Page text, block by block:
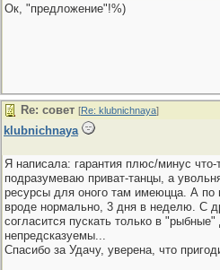
Ок, "предложение"!%)
Re: совет [Re: klubnichnaya]
klubnichnaya
Я написала: гарантия плюс/минус
подразумеваю приват-танцы, а
ресурсы для оного там имеюцца. А по
вроде нормально, 3 дня в неделю. С
согласится пускать только в
непредсказуемы...
Спасибо за Удачу, уверена, что